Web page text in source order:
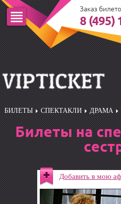
Заказ
8 (495)
БИЛЕТЫ СПЕКТАКЛИ ДРАМА
Билеты на
Добавить в мою